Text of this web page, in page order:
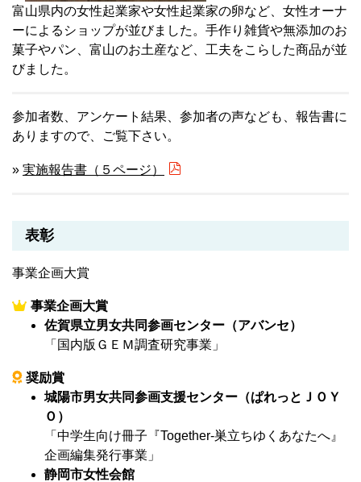
富山県内の女性起業家や女性起業家の卵など、女性オーナ
ーによるショップが並びました。手作り雑貨や無添加のお
菓子やパン、富山のお土産など、工夫をこらした商品が並
びました。
参加者数、アンケート結果、参加者の声なども、報告書に
ありますので、ご覧下さい。
» 実施報告書（５ページ）
表彰
事業企画大賞
事業企画大賞
佐賀県立男女共同参画センター（アバンセ）
「国内版ＧＥＭ調査研究事業」
奨励賞
城陽市男女共同参画支援センター（ぱれっとＪＯＹ
Ｏ）
「中学生向け冊子『Together-巣立ちゆくあなたへ』
企画編集発行事業」
静岡市女性会館